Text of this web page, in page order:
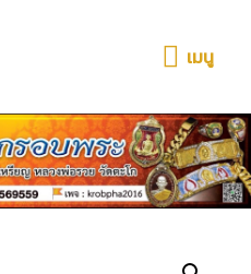
เมนู